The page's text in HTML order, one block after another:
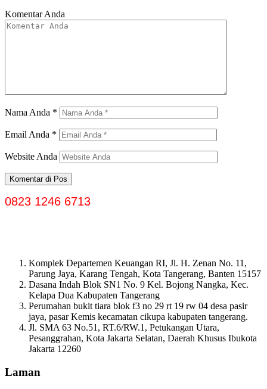
Komentar Anda
Nama Anda *
Email Anda *
Website Anda
0823 1246 6713
Komplek Departemen Keuangan RI, Jl. H. Zenan No. 11,
Parung Jaya, Karang Tengah, Kota Tangerang, Banten 15157
Dasana Indah Blok SN1 No. 9 Kel. Bojong Nangka, Kec.
Kelapa Dua Kabupaten Tangerang
Perumahan bukit tiara blok f3 no 29 rt 19 rw 04 desa pasir
jaya, pasar Kemis kecamatan cikupa kabupaten tangerang.
Jl. SMA 63 No.51, RT.6/RW.1, Petukangan Utara,
Pesanggrahan, Kota Jakarta Selatan, Daerah Khusus Ibukota
Jakarta 12260
Laman